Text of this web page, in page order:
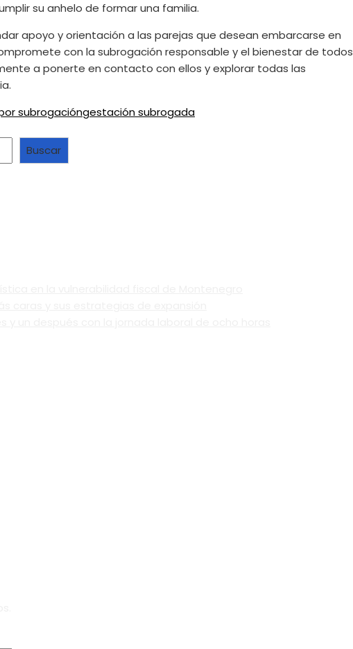
su anhelo de formar una familia.
apoyo y orientación a las parejas que desean embarcarse en
con la subrogación responsable y el bienestar de todos
a ponerte en contacto con ellos y explorar todas las
subrogacióngestación subrogada
Buscar